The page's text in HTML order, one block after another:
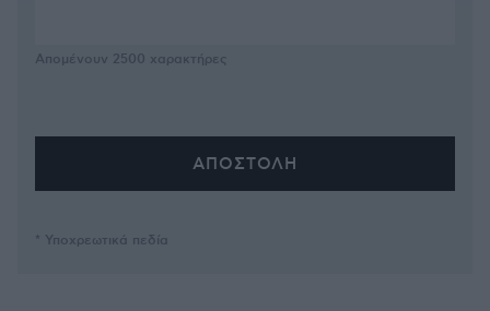
Απομένουν 2500 χαρακτήρες
* Υποχρεωτικά πεδία